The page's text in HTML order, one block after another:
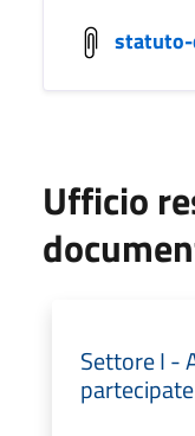
statuto-
Ufficio
Settore I -
partecipate